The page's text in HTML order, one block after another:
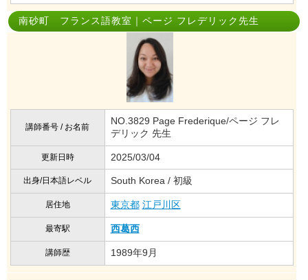
南砂町 フランス語教室｜ページ フレデリック先生
講師番号 / お名前
NO.3829 Page Frederique/ページ フレ
デリック 先生
更新日時 2025/03/04
出身/日本語レベル South Korea / 初級
居住地 東京都 江戸川区
最寄駅 西葛西
講師歴 1989年9月